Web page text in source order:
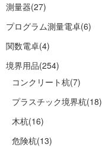
測量器(27)
プログラム測量電卓(6)
関数電卓(4)
境界用品(254)
コンクリート杭(7)
プラスチック境界杭(18)
木杭(16)
危険杭(13)